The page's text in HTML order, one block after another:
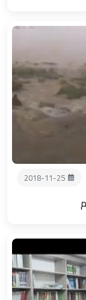
2018-11-25